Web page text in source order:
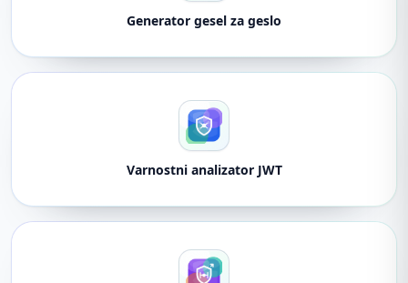
Generator gesel za geslo
Varnostni analizator JWT